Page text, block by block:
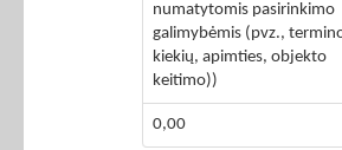
numatytomis pasirinkimo
galimybėmis (pvz.,
kiekių, apimties, objekto
keitimo))
0,00